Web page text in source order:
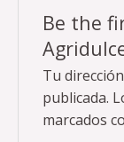
Be the
Tu
publicada.
marcados